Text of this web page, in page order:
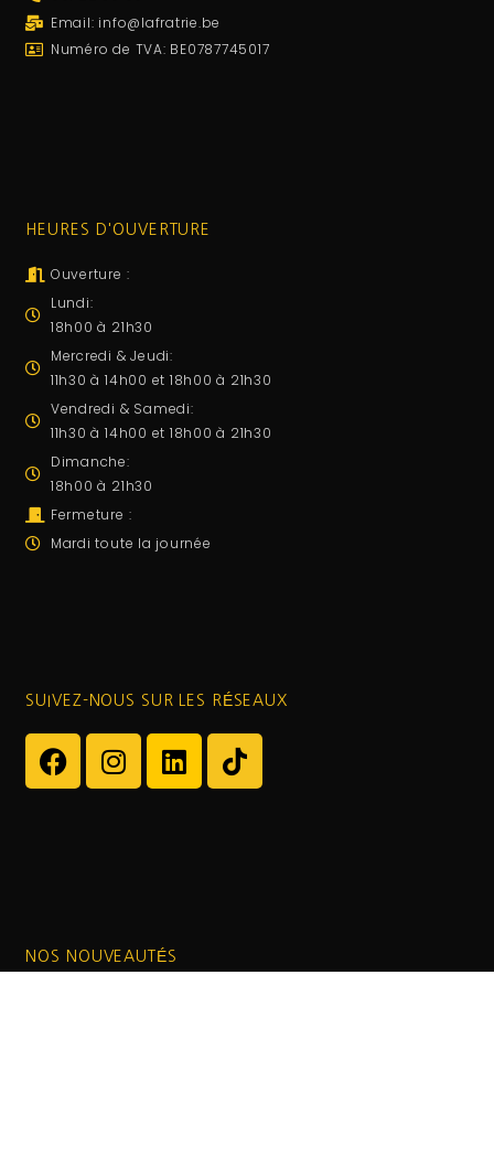
Email: info@lafratrie.be
Numéro de TVA: BE0787745017
HEURES D'OUVERTURE
Ouverture :
Lundi:
18h00 à 21h30
Mercredi & Jeudi:
11h30 à 14h00 et 18h00 à 21h30
Vendredi & Samedi:
11h30 à 14h00 et 18h00 à 21h30
Dimanche:
18h00 à 21h30
Fermeture :
Mardi toute la journée
SUIVEZ-NOUS SUR LES RÉSEAUX
NOS NOUVEAUTÉS